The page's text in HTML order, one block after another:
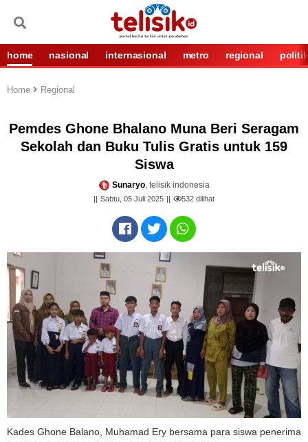
home nasional internasional metro regional politik
Home Regional
Pemdes Ghone Bhalano Muna Beri Seragam
Sekolah dan Buku Tulis Gratis untuk 159
Siswa
Sunaryo, telisik indonesia
Sabtu, 05 Juli 2025 532 dilihat
Kades Ghone Balano, Muhamad Ery bersama para siswa penerima